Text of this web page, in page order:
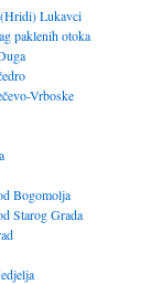
Lukavci
paklenih otoka
Vrboske
Bogomolja
Starog Grada